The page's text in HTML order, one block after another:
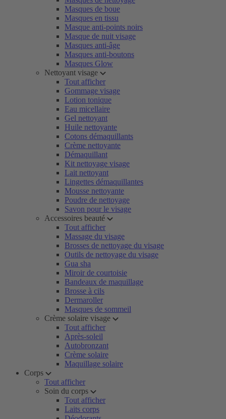
Masques de boue
Masques en tissu
Masque anti-points noirs
Masque de nuit visage
Masques anti-âge
Masques anti-boutons
Masques Glow
Nettoyant visage
Tout afficher
Gommage visage
Lotion tonique
Eau micellaire
Gel nettoyant
Huile nettoyante
Cotons démaquillants
Crème nettoyante
Démaquillant
Kit nettoyage visage
Lait nettoyant
Lingettes démaquillantes
Mousse nettoyante
Poudre de nettoyage
Savon pour le visage
Accessoires beauté
Tout afficher
Massage du visage
Brosses de nettoyage du visage
Outils de nettoyage du visage
Gua sha
Miroir de courtoisie
Bandeaux de maquillage
Brosse à cils
Dermaroller
Masques de sommeil
Crème solaire visage
Tout afficher
Après-soleil
Autobronzant
Crème solaire
Maquillage solaire
Corps
Tout afficher
Soin du corps
Tout afficher
Laits corps